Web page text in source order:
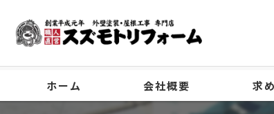
ホーム 会社概要 求